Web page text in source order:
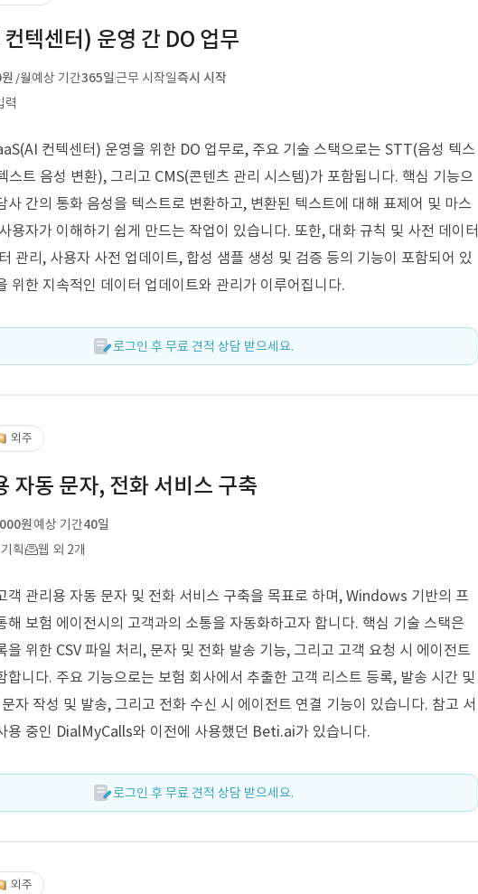
텍센터) 운영 간 DO 업무
/월예상 기간365일근무 시작일즉시 시작
력
컨텍센터) 운영을 위한 DO 업무로, 주요 기술 스택으로는 STT(음성 텍스
스트 음성 변환), 그리고 CMS(콘텐츠 관리 시스템)가 포함됩니다. 핵심 기능으
사 간의 통화 음성을 텍스트로 변환하고, 변환된 텍스트에 대해 표제어 및 마스
용자가 이해하기 쉽게 만드는 작업이 있습니다. 또한, 대화 규칙 및 사전 데이터
관리, 사용자 사전 업데이트, 합성 샘플 생성 및 검증 등의 기능이 포함되어 있
위한 지속적인 데이터 업데이트와 관리가 이루어집니다.
로그인 후 무료 견적 상담 받으세요.
외주
자동 문자, 전화 서비스 구축
원예상 기간40일
획
웹 외 2개
객 관리용 자동 문자 및 전화 서비스 구축을 목표로 하며, Windows 기반의 프
해 보험 에이전시의 고객과의 소통을 자동화하고자 합니다. 핵심 기술 스택은
을 위한 CSV 파일 처리, 문자 및 전화 발송 기능, 그리고 고객 요청 시 에이전트
합니다. 주요 기능으로는 보험 회사에서 추출한 고객 리스트 등록, 발송 시간 및
자 작성 및 발송, 그리고 전화 수신 시 에이전트 연결 기능이 있습니다. 참고 서
용 중인 DialMyCalls와 이전에 사용했던 Beti.ai가 있습니다.
로그인 후 무료 견적 상담 받으세요.
외주